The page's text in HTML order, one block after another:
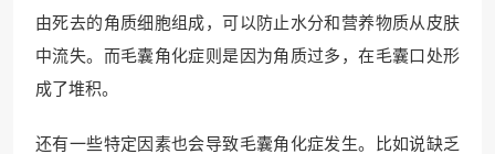
由死去的角质细胞组成，可以防止水分和营养物质从皮肤
中流失。而毛囊角化症则是因为角质过多，在毛囊口处形
成了堆积。
还有一些特定因素也会导致毛囊角化症发生。比如说缺乏